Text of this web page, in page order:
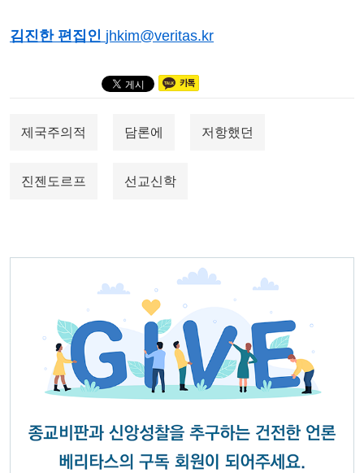
김진한 편집인 jhkim@veritas.kr
제국주의적 담론에 저항했던
진젠도르프 선교신학